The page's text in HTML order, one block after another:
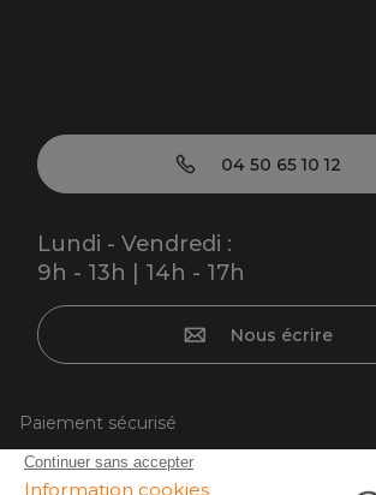
04 50 65 10 12
Lundi - Vendredi :
9h - 13h | 14h - 17h
Nous écrire
Paiement sécurisé